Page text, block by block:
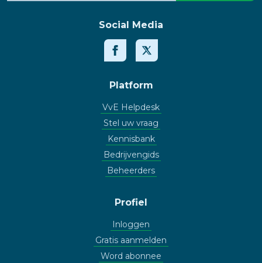
Social Media
Platform
VvE Helpdesk
Stel uw vraag
Kennisbank
Bedrijvengids
Beheerders
Profiel
Inloggen
Gratis aanmelden
Word abonnee